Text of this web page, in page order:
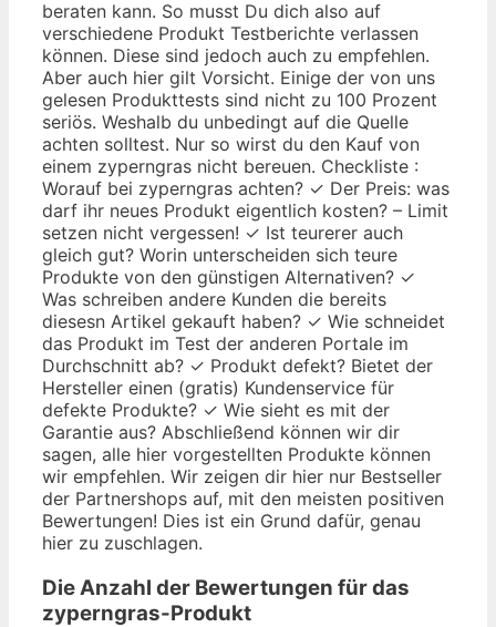
beraten kann. So musst Du dich also auf
verschiedene Produkt Testberichte verlassen
können. Diese sind jedoch auch zu empfehlen.
Aber auch hier gilt Vorsicht. Einige der von uns
gelesen Produkttests sind nicht zu 100 Prozent
seriös. Weshalb du unbedingt auf die Quelle
achten solltest. Nur so wirst du den Kauf von
einem zyperngras nicht bereuen. Checkliste :
Worauf bei zyperngras achten? ✓ Der Preis: was
darf ihr neues Produkt eigentlich kosten? – Limit
setzen nicht vergessen! ✓ Ist teurerer auch
gleich gut? Worin unterscheiden sich teure
Produkte von den günstigen Alternativen? ✓
Was schreiben andere Kunden die bereits
diesesn Artikel gekauft haben? ✓ Wie schneidet
das Produkt im Test der anderen Portale im
Durchschnitt ab? ✓ Produkt defekt? Bietet der
Hersteller einen (gratis) Kundenservice für
defekte Produkte? ✓ Wie sieht es mit der
Garantie aus? Abschließend können wir dir
sagen, alle hier vorgestellten Produkte können
wir empfehlen. Wir zeigen dir hier nur Bestseller
der Partnershops auf, mit den meisten positiven
Bewertungen! Dies ist ein Grund dafür, genau
hier zu zuschlagen.
Die Anzahl der Bewertungen für das
zyperngras-Produkt